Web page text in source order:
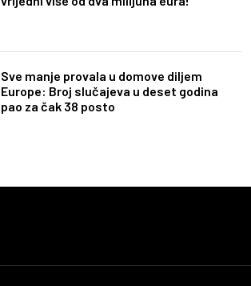
Sve manje provala u domove diljem
Europe: Broj slučajeva u deset godina
pao za čak 38 posto